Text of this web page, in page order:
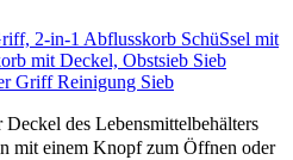
2-in-1 Abflusskorb SchüSsel mit
mit Deckel, Obstsieb Sieb
Griff Reinigung Sieb
des Lebensmittelbehälters
mit einem Knopf zum Öffnen oder